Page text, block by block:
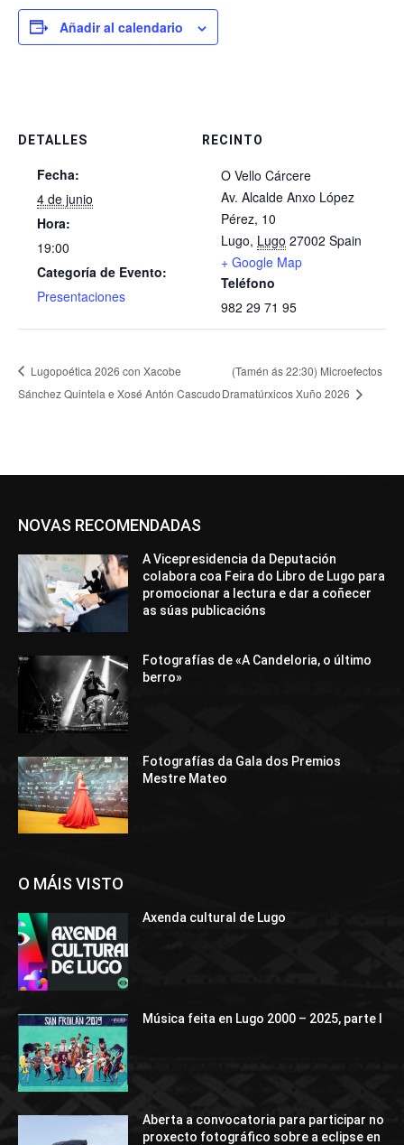
Añadir al calendario
DETALLES
Fecha:
4 de junio
Hora:
19:00
Categoría de Evento:
Presentaciones
RECINTO
O Vello Cárcere
Av. Alcalde Anxo López
Pérez, 10
Lugo, Lugo 27002 Spain
+ Google Map
Teléfono
982 29 71 95
Lugopoética 2026 con Xacobe
Sánchez Quintela e Xosé Antón Cascudo
(Tamén ás 22:30) Microefectos
Dramatúrxicos Xuño 2026
NOVAS RECOMENDADAS
A Vicepresidencia da Deputación
colabora coa Feira do Libro de Lugo para
promocionar a lectura e dar a coñecer
as súas publicacións
Fotografías de «A Candeloria, o último
berro»
Fotografías da Gala dos Premios
Mestre Mateo
O MÁIS VISTO
Axenda cultural de Lugo
Música feita en Lugo 2000 – 2025, parte I
Aberta a convocatoria para participar no
proxecto fotográfico sobre a eclipse en